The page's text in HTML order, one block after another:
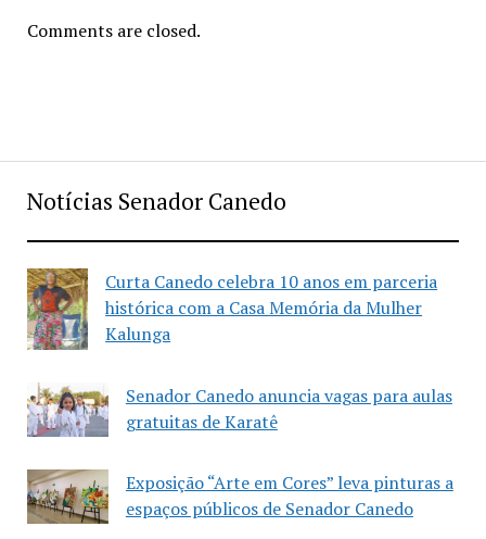
Notícias Senador Canedo
Curta Canedo celebra 10 anos em parceria
histórica com a Casa Memória da Mulher
Kalunga
Senador Canedo anuncia vagas para aulas
gratuitas de Karatê
Exposição “Arte em Cores” leva pinturas a
espaços públicos de Senador Canedo
Comments are closed.